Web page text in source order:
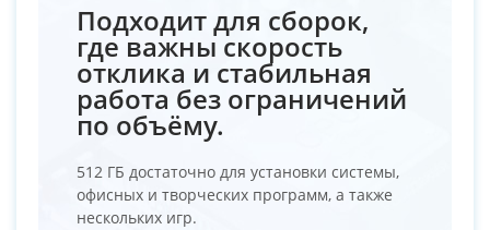
Подходит для сборок,
где важны скорость
отклика и стабильная
работа без ограничений
по объёму.
512 ГБ достаточно для установки системы,
офисных и творческих программ, а также
нескольких игр.